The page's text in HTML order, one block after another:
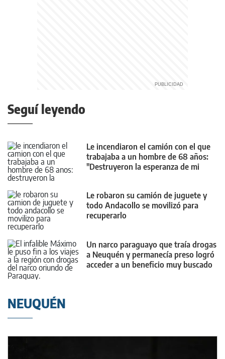
Seguí leyendo
Le incendiaron el camión con el que
trabajaba a un hombre de 68 años:
"Destruyeron la esperanza de mi
Le robaron su camión de juguete y
todo Andacollo se movilizó para
recuperarlo
Un narco paraguayo que traía drogas
a Neuquén y permanecía preso logró
acceder a un beneficio muy buscado
NEUQUÉN